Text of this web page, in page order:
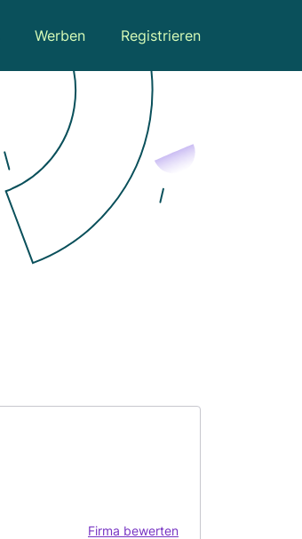
Werben Registrieren
Firma bewerten